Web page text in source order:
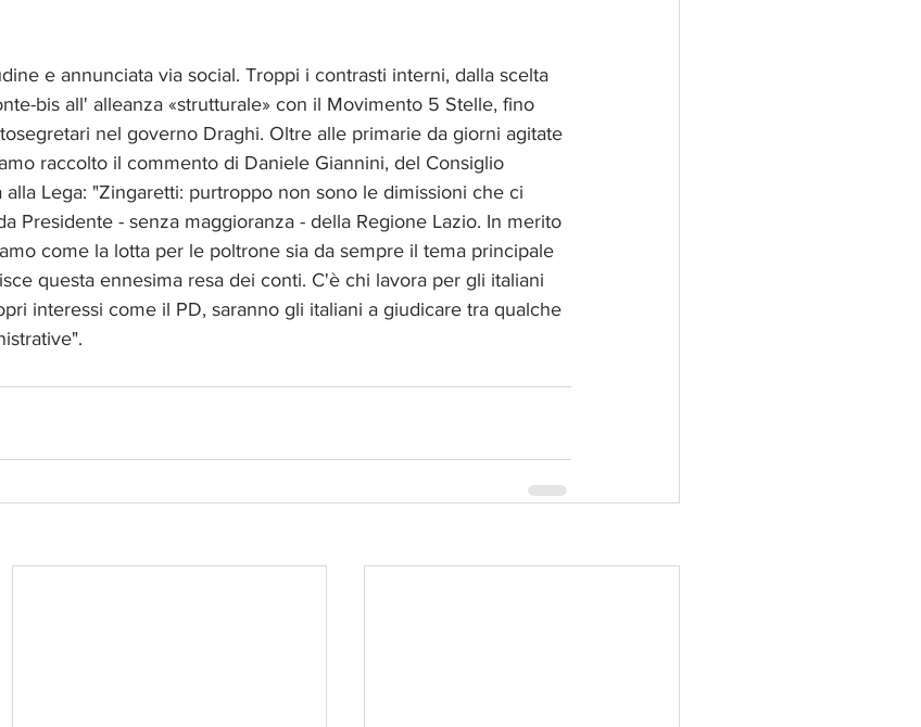
e annunciata via social. Troppi i contrasti interni, dalla scelta
bis all' alleanza «strutturale» con il Movimento 5 Stelle, fino
nel governo Draghi. Oltre alle primarie da giorni agitate
raccolto il commento di Daniele Giannini, del Consiglio
Lega: "Zingaretti: purtroppo non sono le dimissioni che ci
Presidente - senza maggioranza - della Regione Lazio. In merito
come la lotta per le poltrone sia da sempre il tema principale
questa ennesima resa dei conti. C'è chi lavora per gli italiani
interessi come il PD, saranno gli italiani a giudicare tra qualche